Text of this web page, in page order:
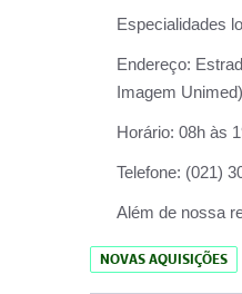
Especialidades
Endereço:
Imagem
Horário: 08h às
Telefone: (021)
Além de nossa
NOVAS AQUISIÇÕES